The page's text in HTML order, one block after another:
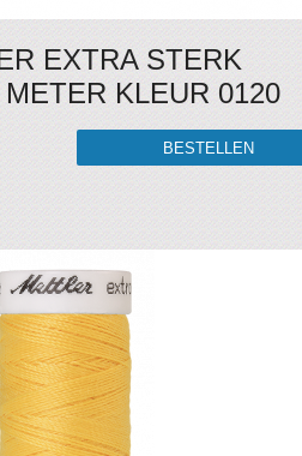
EXTRA STERK
KLEUR 0120